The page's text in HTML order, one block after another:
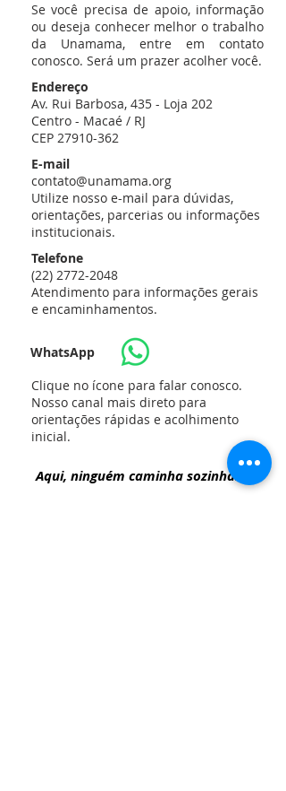
Se você precisa de apoio, informação
ou deseja conhecer melhor o trabalho
da Unamama, entre em contato
conosco. Será um prazer acolher você.
Endereço
Av. Rui Barbosa, 435 - Loja 202
Centro - Macaé / RJ
CEP 27910-362
E-mail
contato@unamama.org
Utilize nosso e-mail para dúvidas,
orientações, parcerias ou informações
institucionais.
Telefone
(22) 2772-2048
Atendimento para informações gerais
e encaminhamentos.
WhatsApp
Clique no ícone para falar conosco.
Nosso canal mais direto para
orientações rápidas e acolhimento
inicial.
Aqui, ninguém caminha sozinha.